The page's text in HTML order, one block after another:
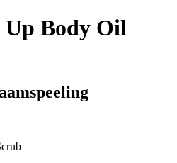
Up Body Oil